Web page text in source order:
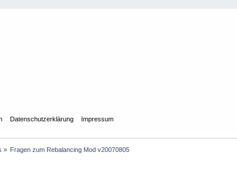
Datenschutzerklärung Impressum
» Fragen zum Rebalancing Mod v20070805